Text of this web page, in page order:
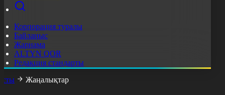
Корпорация туралы
Байланыс
Жарнама
ALTYN QOR
Редакция стандарты
Жаңалықтар